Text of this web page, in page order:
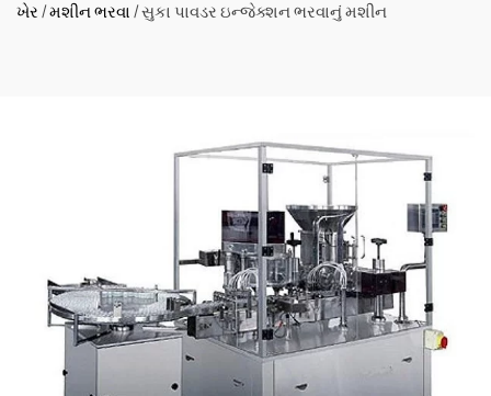
ખેર /મશીન ભરવા /સુકા પાવડર ઇન્જેક્શન ભરવાનું મશીન